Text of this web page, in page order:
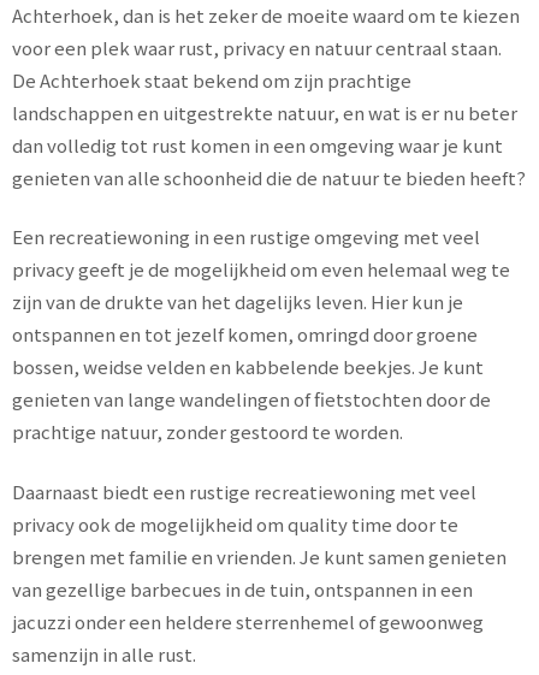
Achterhoek, dan is het zeker de moeite waard om te kiezen
voor een plek waar rust, privacy en natuur centraal staan.
De Achterhoek staat bekend om zijn prachtige
landschappen en uitgestrekte natuur, en wat is er nu beter
dan volledig tot rust komen in een omgeving waar je kunt
genieten van alle schoonheid die de natuur te bieden heeft?
Een recreatiewoning in een rustige omgeving met veel
privacy geeft je de mogelijkheid om even helemaal weg te
zijn van de drukte van het dagelijks leven. Hier kun je
ontspannen en tot jezelf komen, omringd door groene
bossen, weidse velden en kabbelende beekjes. Je kunt
genieten van lange wandelingen of fietstochten door de
prachtige natuur, zonder gestoord te worden.
Daarnaast biedt een rustige recreatiewoning met veel
privacy ook de mogelijkheid om quality time door te
brengen met familie en vrienden. Je kunt samen genieten
van gezellige barbecues in de tuin, ontspannen in een
jacuzzi onder een heldere sterrenhemel of gewoonweg
samenzijn in alle rust.